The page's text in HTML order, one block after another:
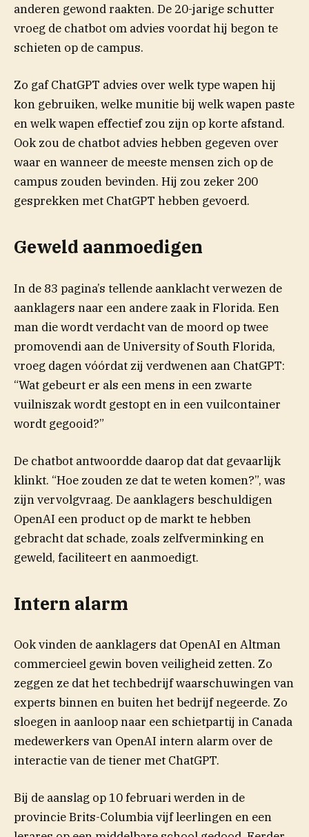
anderen gewond raakten. De 20-jarige schutter
vroeg de chatbot om advies voordat hij begon te
schieten op de campus.
Zo gaf ChatGPT advies over welk type wapen hij
kon gebruiken, welke munitie bij welk wapen paste
en welk wapen effectief zou zijn op korte afstand.
Ook zou de chatbot advies hebben gegeven over
waar en wanneer de meeste mensen zich op de
campus zouden bevinden. Hij zou zeker 200
gesprekken met ChatGPT hebben gevoerd.
Geweld aanmoedigen
In de 83 pagina’s tellende aanklacht verwezen de
aanklagers naar een andere zaak in Florida. Een
man die wordtverdacht(opent in nieuw venster)
van de moord op twee
promovendi aan de University of South Florida,
vroeg dagen vóórdat zij verdwenen aan ChatGPT:
“Wat gebeurt er als een mens in een zwarte
vuilniszak wordt gestopt en in een vuilcontainer
wordt gegooid?”
De chatbot antwoordde daarop dat dat gevaarlijk
klinkt. “Hoe zouden ze dat te weten komen?”, was
zijn vervolgvraag. De aanklagers beschuldigen
OpenAI een product op de markt te hebben
gebracht dat schade, zoals zelfverminking en
geweld, faciliteert en aanmoedigt.
Intern alarm
Ook vinden de aanklagers dat OpenAI en Altman
commercieel gewin boven veiligheid zetten. Zo
zeggen ze dat het techbedrijf waarschuwingen van
experts binnen en buiten het bedrijf negeerde. Zo
sloegen in aanloop naar een schietpartij in Canada
medewerkers van OpenAI intern alarm over de
interactie van de tiener met ChatGPT.
Bij de aanslag op 10 februari werden in de
provincie Brits-Columbia vijf leerlingen en een